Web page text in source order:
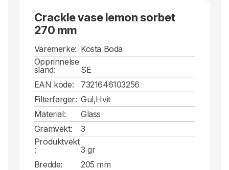
Crackle vase lemon sorbet
270 mm
Varemerke: Kosta Boda
Opprinnelse
sland:
SE
EAN kode:
7321646103256
Filterfarger: Gul,Hvit
Material:
Glass
Gramvekt:
3
Produktvekt
:
3 gr
Bredde:
205 mm